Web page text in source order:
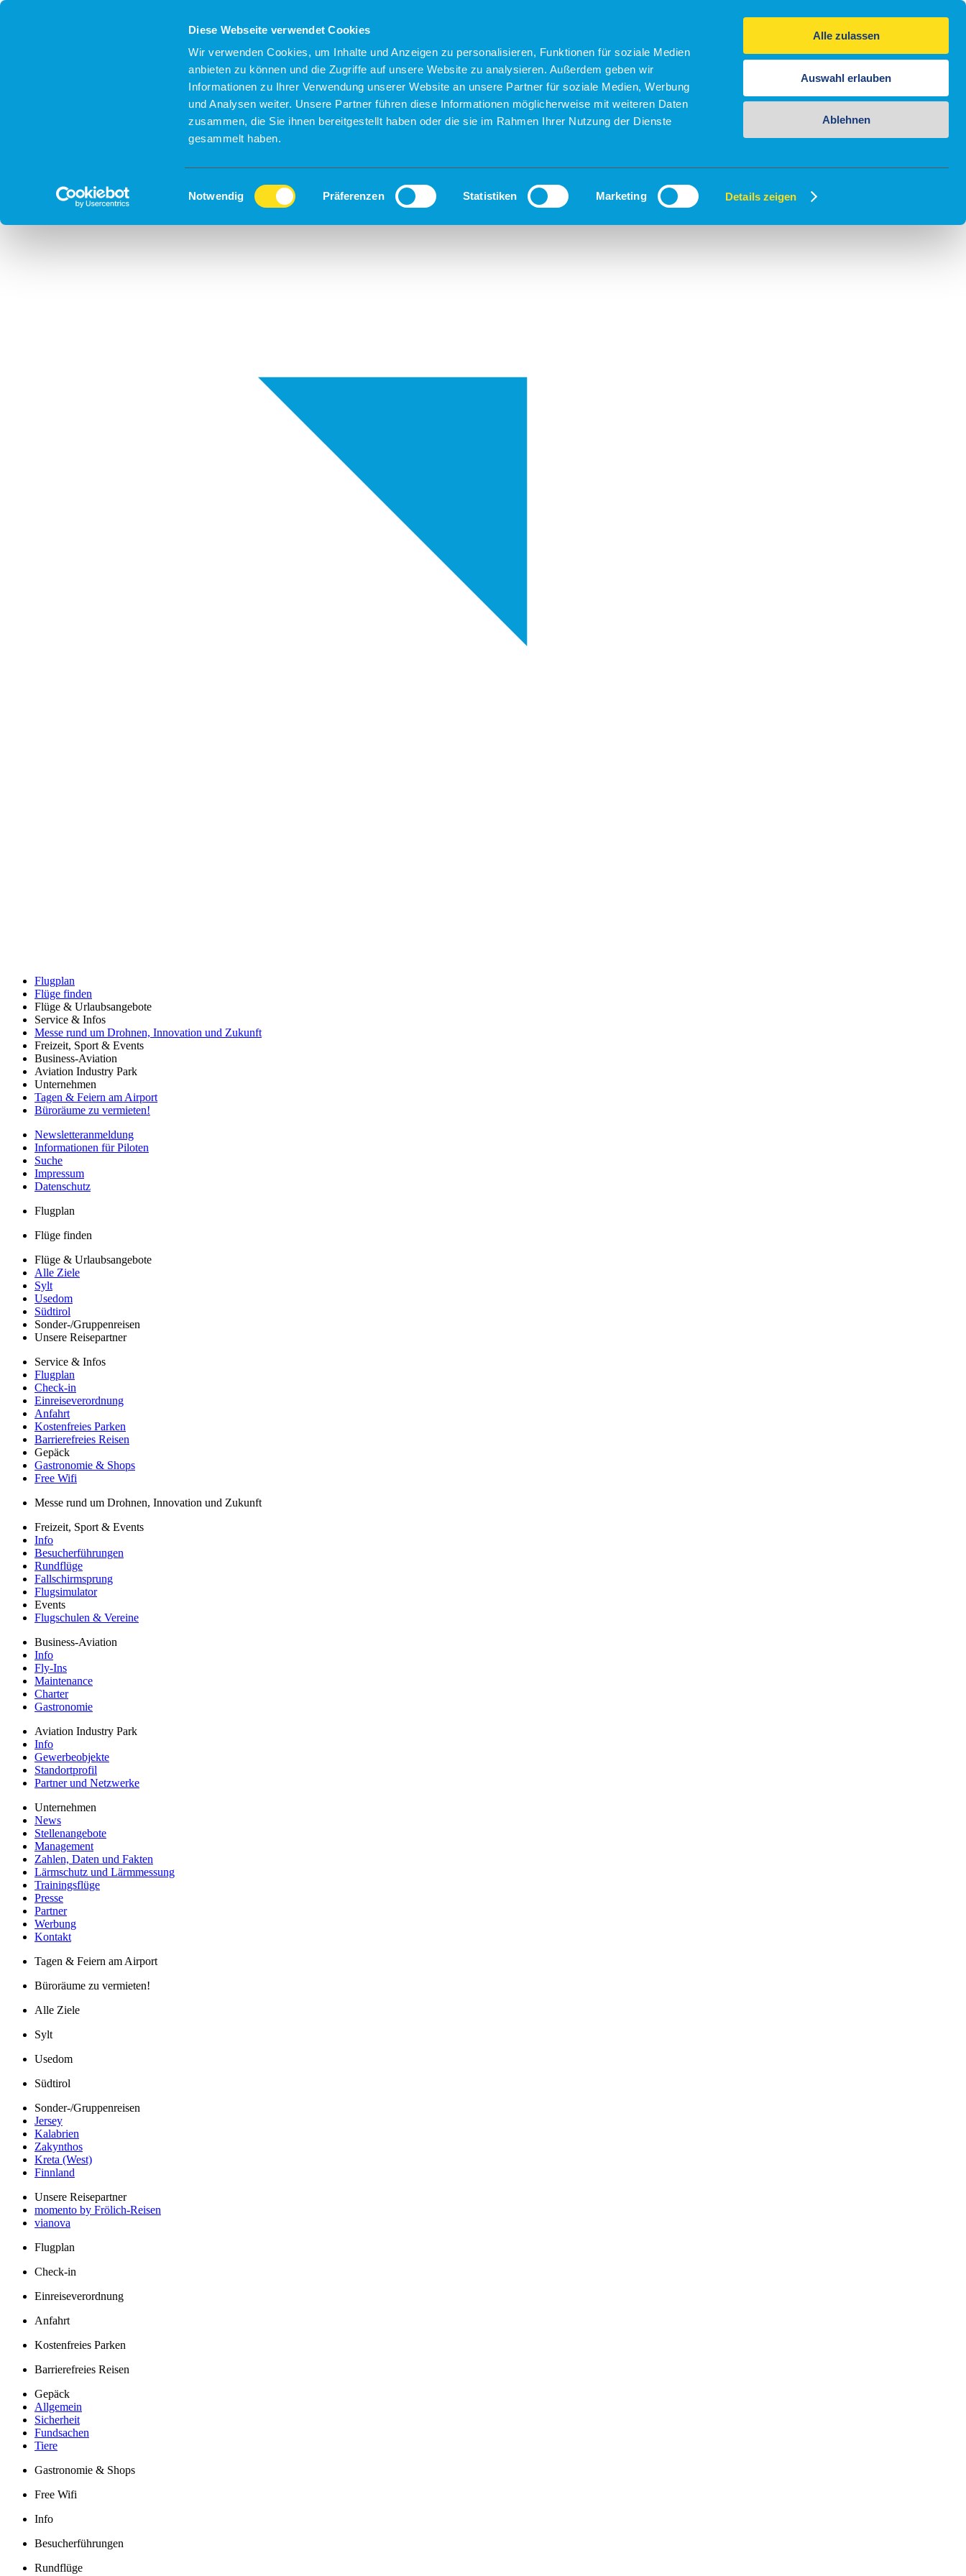
Diese Webseite verwendet Cookies
Wir verwenden Cookies, um Inhalte und Anzeigen zu personalisieren, Funktionen für soziale Medien
anbieten zu können und die Zugriffe auf unsere Website zu analysieren. Außerdem geben wir
Informationen zu Ihrer Verwendung unserer Website an unsere Partner für soziale Medien, Werbung
und Analysen weiter. Unsere Partner führen diese Informationen möglicherweise mit weiteren Daten
zusammen, die Sie ihnen bereitgestellt haben oder die sie im Rahmen Ihrer Nutzung der Dienste
gesammelt haben.
Einwilligungsauswahl
Notwendig Präferenzen Statistiken Marketing Details zeigen
Alle zulassen
Auswahl erlauben
Ablehnen
Flugplan
Flüge finden
Flüge & Urlaubsangebote
Service & Infos
Messe rund um Drohnen, Innovation und Zukunft
Freizeit, Sport & Events
Business-Aviation
Aviation Industry Park
Unternehmen
Tagen & Feiern am Airport
Büroräume zu vermieten!
Newsletteranmeldung
Informationen für Piloten
Suche
Impressum
Datenschutz
Flugplan
Flüge finden
Flüge & Urlaubsangebote
Alle Ziele
Sylt
Usedom
Südtirol
Sonder-/Gruppenreisen
Unsere Reisepartner
Service & Infos
Flugplan
Check-in
Einreiseverordnung
Anfahrt
Kostenfreies Parken
Barrierefreies Reisen
Gepäck
Gastronomie & Shops
Free Wifi
Messe rund um Drohnen, Innovation und Zukunft
Freizeit, Sport & Events
Info
Besucherführungen
Rundflüge
Fallschirmsprung
Flugsimulator
Events
Flugschulen & Vereine
Business-Aviation
Info
Fly-Ins
Maintenance
Charter
Gastronomie
Aviation Industry Park
Info
Gewerbeobjekte
Standortprofil
Partner und Netzwerke
Unternehmen
News
Stellenangebote
Management
Zahlen, Daten und Fakten
Lärmschutz und Lärmmessung
Trainingsflüge
Presse
Partner
Werbung
Kontakt
Tagen & Feiern am Airport
Büroräume zu vermieten!
Alle Ziele
Sylt
Usedom
Südtirol
Sonder-/Gruppenreisen
Jersey
Kalabrien
Zakynthos
Kreta (West)
Finnland
Unsere Reisepartner
momento by Frölich-Reisen
vianova
Flugplan
Check-in
Einreiseverordnung
Anfahrt
Kostenfreies Parken
Barrierefreies Reisen
Gepäck
Allgemein
Sicherheit
Fundsachen
Tiere
Gastronomie & Shops
Free Wifi
Info
Besucherführungen
Rundflüge